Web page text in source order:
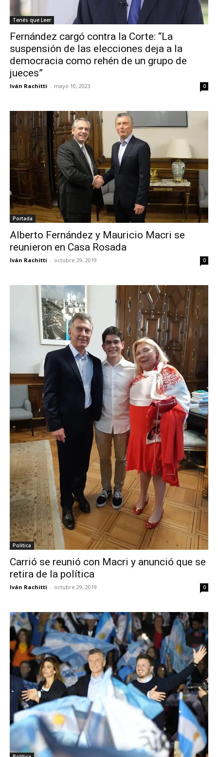
Tenés que Leer
Fernández cargó contra la Corte: “La
suspensión de las elecciones deja a la
democracia como rehén de un grupo de
jueces”
Iván Rachitti - mayo 10, 2023 0
Portada
Alberto Fernández y Mauricio Macri se
reunieron en Casa Rosada
Iván Rachitti - octubre 29, 2019 0
Política
Carrió se reunió con Macri y anunció que se
retira de la política
Iván Rachitti - octubre 29, 2019 0